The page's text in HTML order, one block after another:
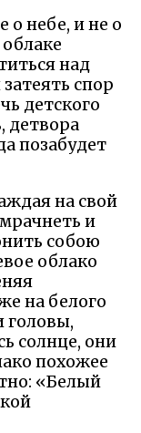
о небе, и не о
над
спор
детского
детвора
позабудет
на свой
и
собою
облако
на белого
головы,
солнце, они
похожее
«Белый